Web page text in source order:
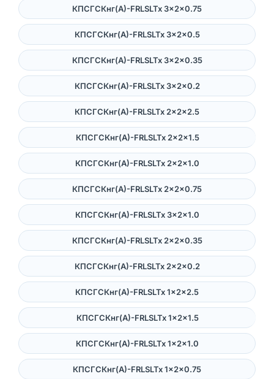
КПСГСКнг(А)-FRLSLTx 3×2×0.75
КПСГСКнг(А)-FRLSLTx 3×2×0.5
КПСГСКнг(А)-FRLSLTx 3×2×0.35
КПСГСКнг(А)-FRLSLTx 3×2×0.2
КПСГСКнг(А)-FRLSLTx 2×2×2.5
КПСГСКнг(А)-FRLSLTx 2×2×1.5
КПСГСКнг(А)-FRLSLTx 2×2×1.0
КПСГСКнг(А)-FRLSLTx 2×2×0.75
КПСГСКнг(А)-FRLSLTx 3×2×1.0
КПСГСКнг(А)-FRLSLTx 2×2×0.35
КПСГСКнг(А)-FRLSLTx 2×2×0.2
КПСГСКнг(А)-FRLSLTx 1×2×2.5
КПСГСКнг(А)-FRLSLTx 1×2×1.5
КПСГСКнг(А)-FRLSLTx 1×2×1.0
КПСГСКнг(А)-FRLSLTx 1×2×0.75